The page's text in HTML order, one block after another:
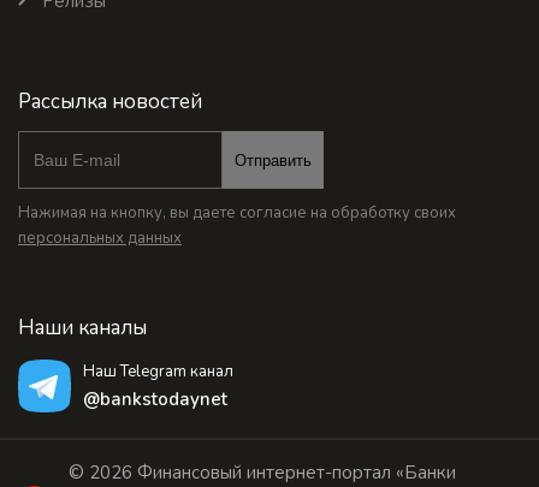
Рассылка новостей
Отправить
Нажимая на кнопку, вы даете согласие на обработку своих
персональных данных
Наши каналы
Наш Telegram канал
@bankstodaynet
© 2026 Финансовый интернет-портал «Банки